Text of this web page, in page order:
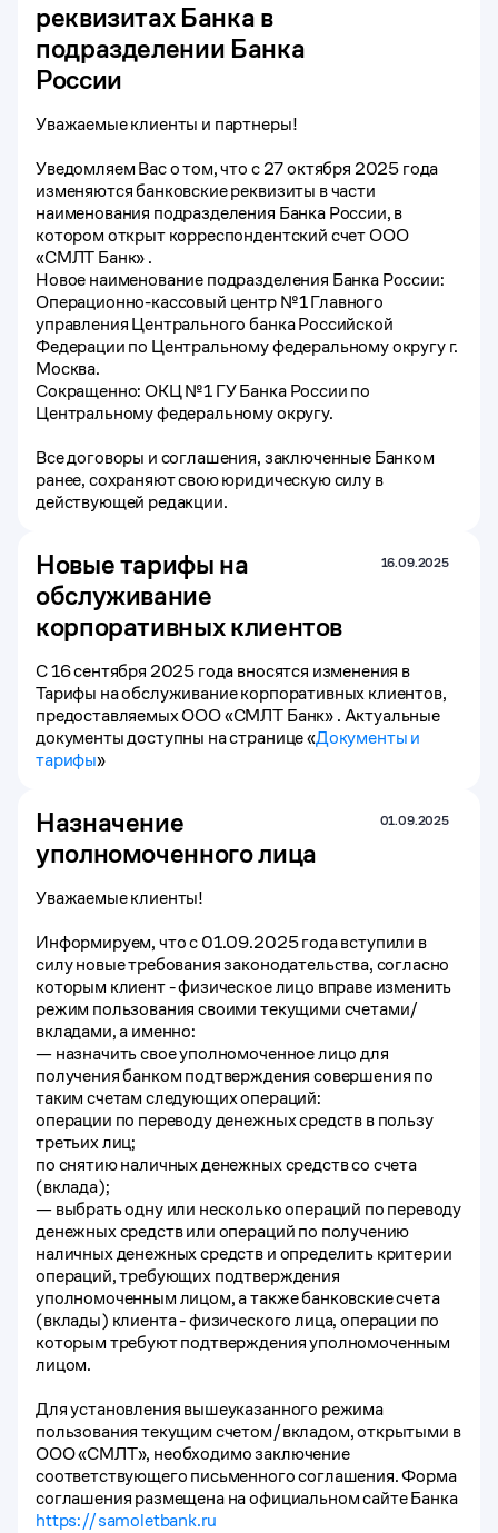
реквизитах Банка в
подразделении Банка
России
Уважаемые клиенты и партнеры!
Уведомляем Вас о том, что с 27 октября 2025 года
изменяются банковские реквизиты в части
наименования подразделения Банка России, в
котором открыт корреспондентский счет ООО
«СМЛТ Банк» .
Новое наименование подразделения Банка России:
Операционно-кассовый центр №1 Главного
управления Центрального банка Российской
Федерации по Центральному федеральному округу г.
Москва.
Сокращенно: ОКЦ №1 ГУ Банка России по
Центральному федеральному округу.
Все договоры и соглашения, заключенные Банком
ранее, сохраняют свою юридическую силу в
действующей редакции.
Новые тарифы на
обслуживание
корпоративных клиентов
16.09.2025
С 16 сентября 2025 года вносятся изменения в
Тарифы на обслуживание корпоративных клиентов,
предоставляемых ООО «СМЛТ Банк» . Актуальные
документы доступны на странице «Документы и
тарифы»
Назначение
уполномоченного лица
01.09.2025
Уважаемые клиенты!
Информируем, что с 01.09.2025 года вступили в
силу новые требования законодательства, согласно
которым клиент - физическое лицо вправе изменить
режим пользования своими текущими счетами/
вкладами, а именно:
— назначить свое уполномоченное лицо для
получения банком подтверждения совершения по
таким счетам следующих операций:
операции по переводу денежных средств в пользу
третьих лиц;
по снятию наличных денежных средств со счета
(вклада);
— выбрать одну или несколько операций по переводу
денежных средств или операций по получению
наличных денежных средств и определить критерии
операций, требующих подтверждения
уполномоченным лицом, а также банковские счета
(вклады) клиента - физического лица, операции по
которым требуют подтверждения уполномоченным
лицом.
Для установления вышеуказанного режима
пользования текущим счетом/вкладом, открытыми в
ООО «СМЛТ», необходимо заключение
соответствующего письменного соглашения. Форма
соглашения размещена на официальном сайте Банка
https://samoletbank.ru